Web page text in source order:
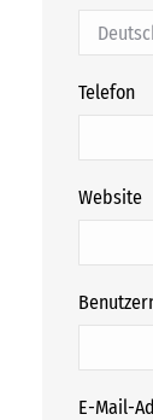
Telefon
Website
E-Mail-